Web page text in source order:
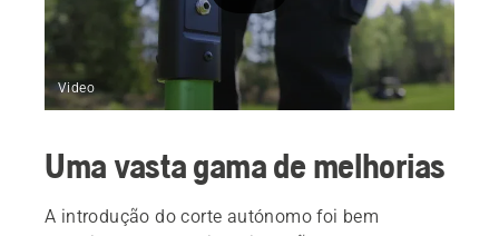
Video
Uma vasta gama de melhorias
A introdução do corte autónomo foi bem